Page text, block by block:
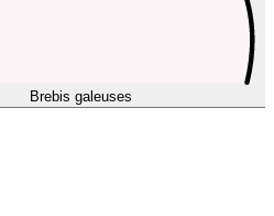
Brebis galeuses